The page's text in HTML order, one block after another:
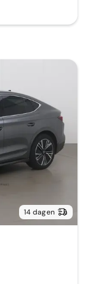
14 dagen